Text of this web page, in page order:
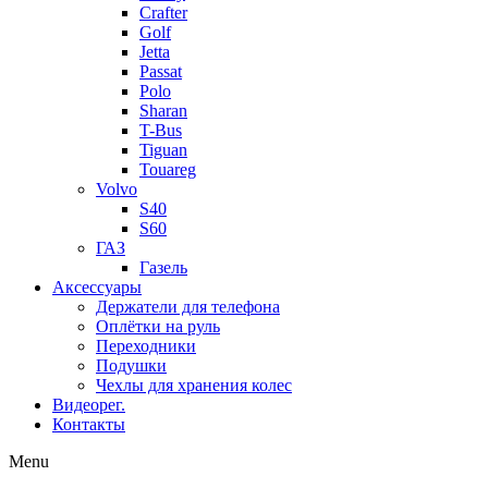
Crafter
Golf
Jetta
Passat
Polo
Sharan
T-Bus
Tiguan
Touareg
Volvo
S40
S60
ГАЗ
Газель
Аксессуары
Держатели для телефона
Оплётки на руль
Переходники
Подушки
Чехлы для хранения колес
Видеорег.
Контакты
Menu